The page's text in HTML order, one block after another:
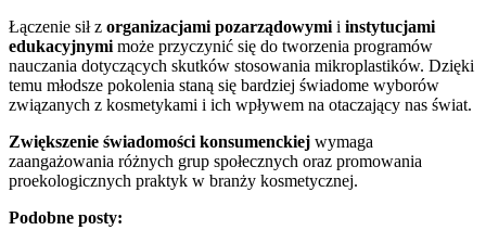
Łączenie sił z organizacjami pozarządowymi i instytucjami
edukacyjnymi może przyczynić się do tworzenia programów
nauczania dotyczących skutków stosowania mikroplastików. Dzięki
temu młodsze pokolenia staną się bardziej świadome wyborów
związanych z kosmetykami i ich wpływem na otaczający nas świat.
Zwiększenie świadomości konsumenckiej wymaga
zaangażowania różnych grup społecznych oraz promowania
proekologicznych praktyk w branży kosmetycznej.
Podobne posty: